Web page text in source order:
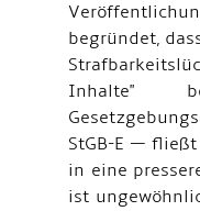
begründet,
Inhalte"
StGB-E —
in eine
ist